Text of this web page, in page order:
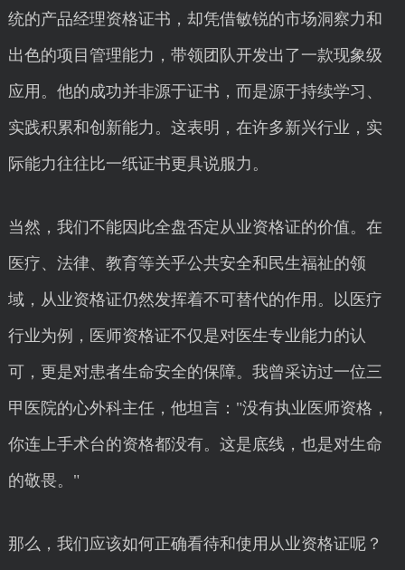
统的产品经理资格证书，却凭借敏锐的市场洞察力和
出色的项目管理能力，带领团队开发出了一款现象级
应用。他的成功并非源于证书，而是源于持续学习、
实践积累和创新能力。这表明，在许多新兴行业，实
际能力往往比一纸证书更具说服力。
当然，我们不能因此全盘否定从业资格证的价值。在
医疗、法律、教育等关乎公共安全和民生福祉的领
域，从业资格证仍然发挥着不可替代的作用。以医疗
行业为例，医师资格证不仅是对医生专业能力的认
可，更是对患者生命安全的保障。我曾采访过一位三
甲医院的心外科主任，他坦言："没有执业医师资格，
你连上手术台的资格都没有。这是底线，也是对生命
的敬畏。"
那么，我们应该如何正确看待和使用从业资格证呢？